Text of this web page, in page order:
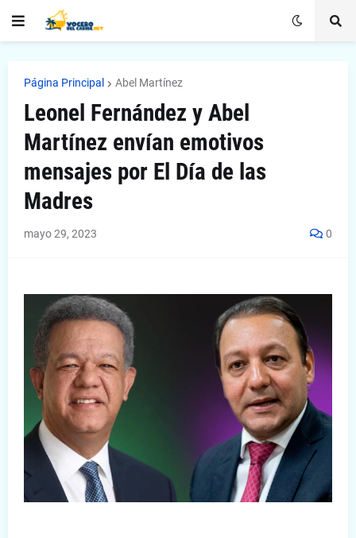
Página Principal Abel Martínez
Leonel Fernández y Abel
Martínez envían emotivos
mensajes por El Día de las
Madres
mayo 29, 2023 0